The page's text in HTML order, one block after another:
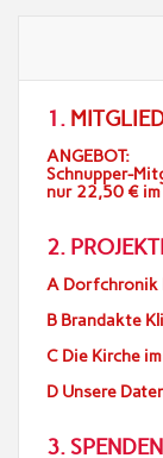
1.
ANGEBOT:
Schnupper-
nur 22,50 €
2.
A Dorfchronik
B Brandakte
C Die Kirche
D Unsere
3. SPENDEN